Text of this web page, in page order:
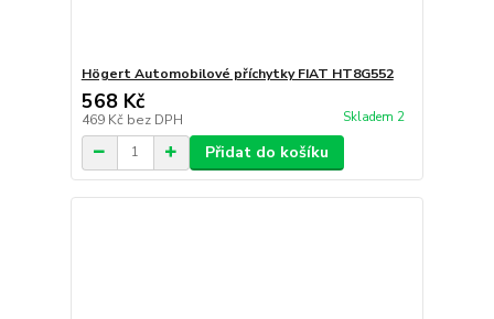
Högert Automobilové příchytky FIAT HT8G552
568 Kč
469 Kč bez DPH Skladem 2
Přidat do košíku